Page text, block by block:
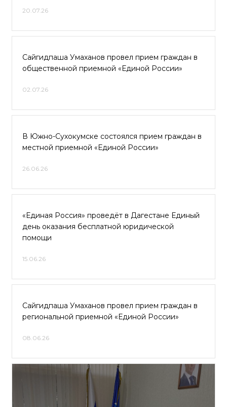
20.07.26
Сайгидпаша Умаханов провел прием граждан в
общественной приемной «Единой России»
02.07.26
В Южно-Сухокумске состоялся прием граждан в
местной приемной «Единой России»
26.06.26
«Единая Россия» проведёт в Дагестане Единый
день оказания бесплатной юридической
помощи
15.06.26
Сайгидпаша Умаханов провел прием граждан в
региональной приемной «Единой России»
08.06.26